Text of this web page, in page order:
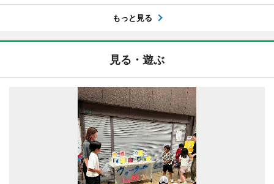
もっと見る
見る・遊ぶ